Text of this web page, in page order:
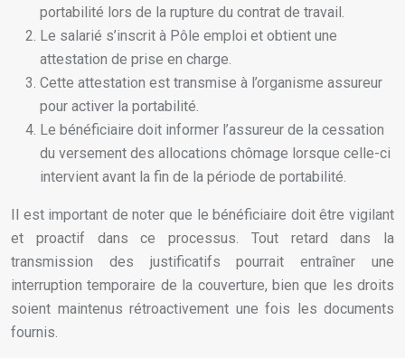
portabilité lors de la rupture du contrat de travail.
Le salarié s’inscrit à Pôle emploi et obtient une
attestation de prise en charge.
Cette attestation est transmise à l’organisme assureur
pour activer la portabilité.
Le bénéficiaire doit informer l’assureur de la cessation
du versement des allocations chômage lorsque celle-ci
intervient avant la fin de la période de portabilité.
Il est important de noter que le bénéficiaire doit être vigilant
et proactif dans ce processus. Tout retard dans la
transmission des justificatifs pourrait entraîner une
interruption temporaire de la couverture, bien que les droits
soient maintenus rétroactivement une fois les documents
fournis.